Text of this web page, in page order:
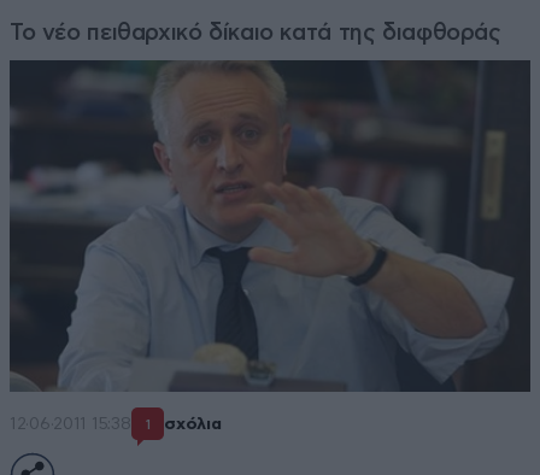
Το νέο πειθαρχικό δίκαιο κατά της διαφθοράς
12·06·2011 15:38 1 σχόλια